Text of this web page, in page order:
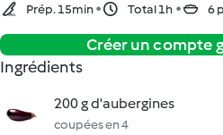
Prép. 15min Total 1h 6
Créer un compte
Ingrédients
200 g d'aubergines
coupées en 4